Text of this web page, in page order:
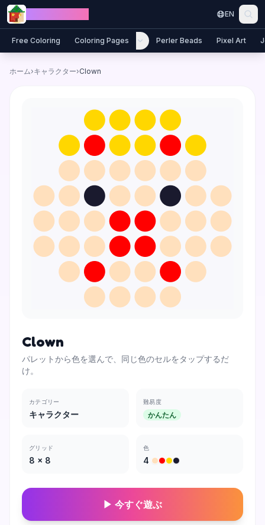
Skip to content
EN
Free Coloring Coloring Pages Perler Beads Pixel Art
ホーム›キャラクター›Clown
Clown
パレットから色を選んで、同じ色のセルをタップするだ
け。
カテゴリー
キャラクター
難易度
かんたん
グリッド
8 × 8
色
4
▶ 今すぐ遊ぶ